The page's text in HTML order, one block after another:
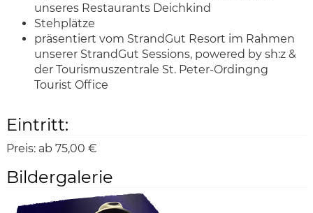
unseres Restaurants Deichkind
Stehplätze
präsentiert vom StrandGut Resort im Rahmen
unserer StrandGut Sessions, powered by sh:z &
der Tourismuszentrale St. Peter-Ordingng
Tourist Office
Eintritt:
Preis: ab 75,00 €
Bildergalerie